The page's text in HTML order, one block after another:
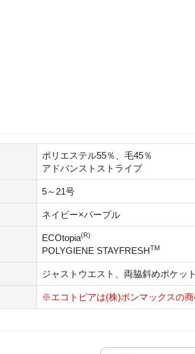
ポリエステル55％、毛45％
アドバンストストライプ
5～21号
ネイビー×パープル
ECOtopia(R)
POLYGIENE STAYFRESHTM
ジャストウエスト、両脇斜めポケッ
※エコトピアは(株)ボンマックスの商